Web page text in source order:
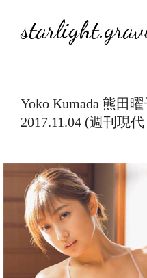
Yoko Kumada 熊田曜
2017.11.04 (週刊現